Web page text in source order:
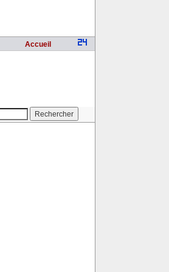
Accueil